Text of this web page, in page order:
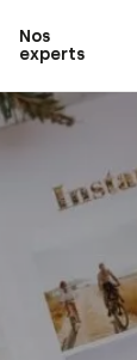
Nos
experts